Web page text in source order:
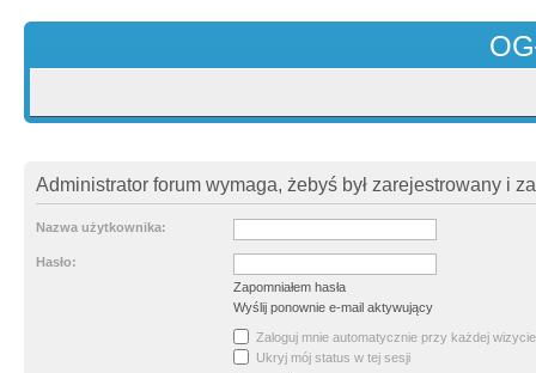
Administrator forum wymaga, żebyś był zarejestrowany i
Nazwa użytkownika:
Hasło:
Zapomniałem hasła
Wyślij ponownie e-mail aktywujący
Zaloguj mnie automatycznie przy każdej wizycie
Ukryj mój status w tej sesji